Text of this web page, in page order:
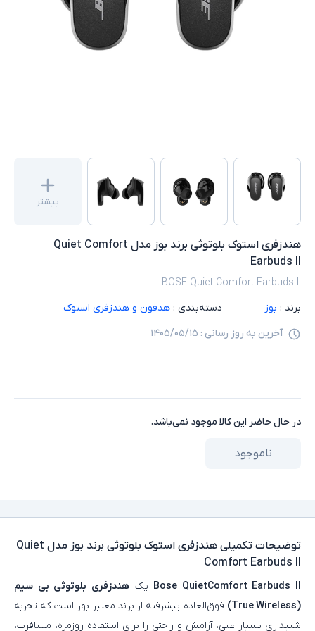
بیشتر
هندزفری استوک بلوتوثی برند بوز مدل Quiet Comfort
Earbuds II
‌BOSE Quiet Comfort Earbuds II
برند : بوز دسته‌بندی : هدفون و هندزفری استوک
آخرین به روز رسانی : ۱۴۰۵/۰۵/۱۵
در حال حاضر این کالا موجود نمی‌باشد.
ناموجود
توضیحات تکمیلی
هندزفری استوک بلوتوثی برند بوز مدل Quiet
Comfort Earbuds II
Bose QuietComfort Earbuds II یکهندزفری بلوتوثی بی‌ سیم
(True Wireless)
فوق‌العاده‌ پیشرفته از برند معتبر بوز است که تجربه
شنیداری بسیار غنی، آرامش و راحتی را برای استفاده روزمره، مسافرت،